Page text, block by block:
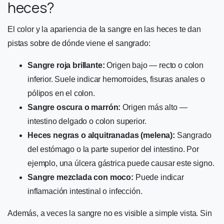
heces?
El color y la apariencia de la sangre en las heces te dan
pistas sobre de dónde viene el sangrado:
Sangre roja brillante: Origen bajo — recto o colon
inferior. Suele indicar hemorroides, fisuras anales o
pólipos en el colon.
Sangre oscura o marrón: Origen más alto —
intestino delgado o colon superior.
Heces negras o alquitranadas (melena): Sangrado
del estómago o la parte superior del intestino. Por
ejemplo, una úlcera gástrica puede causar este signo.
Sangre mezclada con moco: Puede indicar
inflamación intestinal o infección.
Además, a veces la sangre no es visible a simple vista. Sin